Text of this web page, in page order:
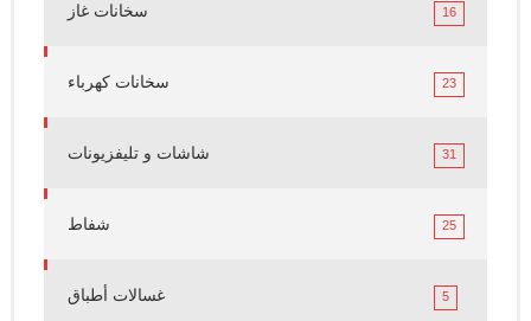
سخانات غاز 16
سخانات كهرباء 23
شاشات و تليفزيونات 31
شفاط 25
غسالات أطباق 5